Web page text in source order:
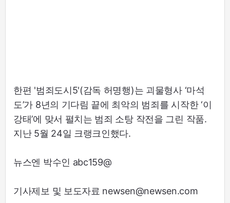
한편 '범죄도시5'(감독 허명행)는 괴물형사 ‘마석
도’가 8년의 기다림 끝에 최악의 범죄를 시작한 ‘이
강태’에 맞서 펼치는 범죄 소탕 작전을 그린 작품.
지난 5월 24일 크랭크인했다.
뉴스엔 박수인 abc159@
기사제보 및 보도자료 newsen@newsen.com